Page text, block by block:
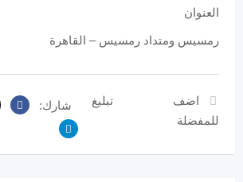
العنوان
رمسيس ومتداد رمسيس – القاهرة
اضف
للمفضلة
تبليغ شارك: